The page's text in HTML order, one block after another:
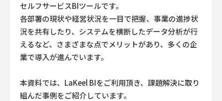
セルフサービスBIツールです。
各部署の現状や経営状況を一目で把握、事業の進捗状
況を共有したり、システムを横断したデータ分析が行
えるなど、 さまざまな点でメリットがあり、多くの企
業で導入が進んでいます。
本資料では、LaKeel BIをご利用頂き、課題解決に取り
組んだ事例をご紹介しています。